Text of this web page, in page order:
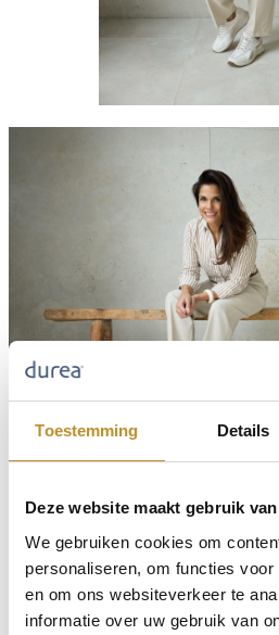
Toestemming Details
Deze website maakt gebruik
We gebruiken cookies om
personaliseren, om functies
en om ons websiteverkeer te
informatie over uw gebruik van